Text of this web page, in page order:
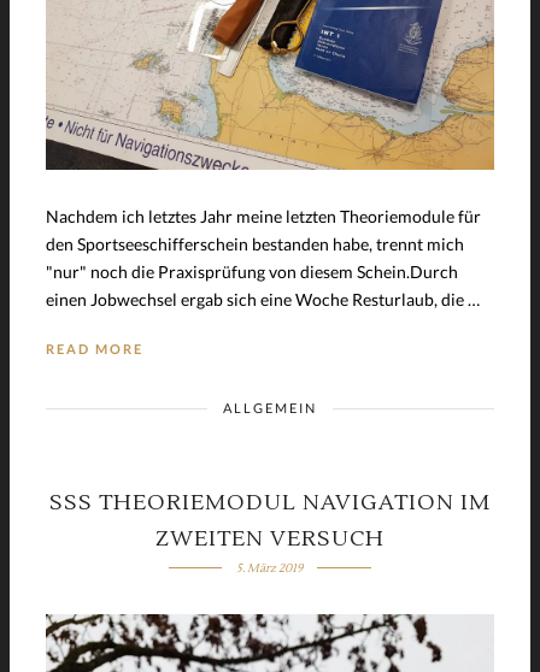
Nachdem ich letztes Jahr meine letzten Theoriemodule für
den Sportseeschifferschein bestanden habe, trennt mich
"nur" noch die Praxisprüfung von diesem Schein.Durch
einen Jobwechsel ergab sich eine Woche Resturlaub, die …
READ MORE
ALLGEMEIN
SSS THEORIEMODUL NAVIGATION IM
ZWEITEN VERSUCH
5. März 2019